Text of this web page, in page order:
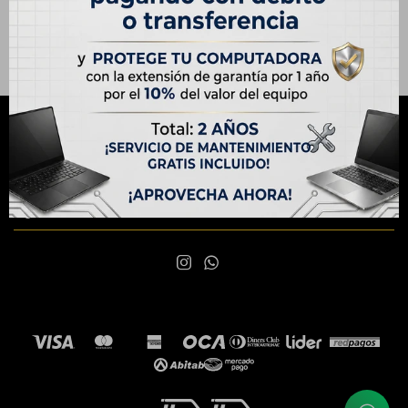
Frecuencia RAM:
5200 MHz (DDR5)
NEWSLETTER
¡Suscribite y recibí todas nuestras novedades!
SUSCRIBIRME
 